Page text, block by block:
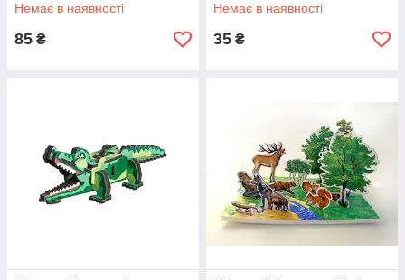
Немає в наявності
85 ₴
Немає в наявності
35 ₴